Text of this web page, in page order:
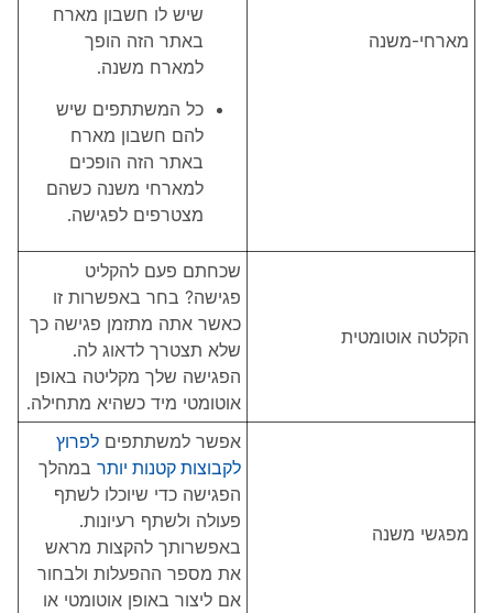
מארחי-משנה
שיש לו חשבון מארח
באתר הזה הופך
למארח משנה.
כל המשתתפים שיש
להם חשבון מארח
באתר הזה הופכים
למארחי משנה כשהם
מצטרפים לפגישה.
הקלטה אוטומטית
שכחתם פעם להקליט
פגישה? בחר באפשרות זו
כאשר אתה מתזמן פגישה כך
שלא תצטרך לדאוג לה.
הפגישה שלך מקליטה באופן
אוטומטי מיד כשהיא מתחילה.
מפגשי משנה
אפשר למשתתפים לפרוץ
לקבוצות קטנות יותר במהלך
הפגישה כדי שיוכלו לשתף
פעולה ולשתף רעיונות.
באפשרותך להקצות מראש
את מספר ההפעלות ולבחור
אם ליצור באופן אוטומטי או